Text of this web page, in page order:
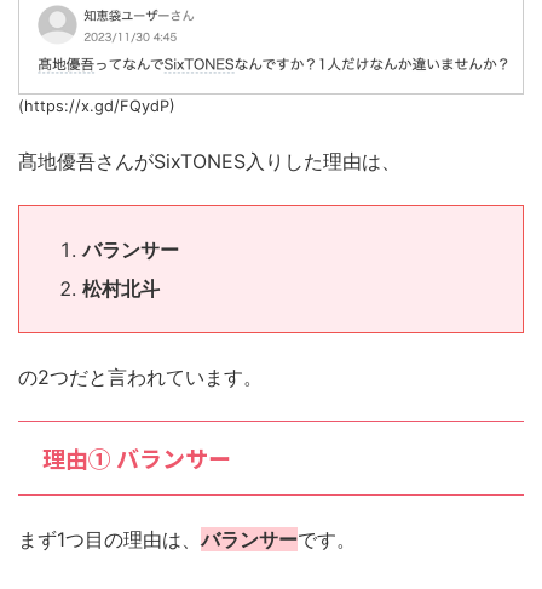
(https://x.gd/FQydP)
髙地優吾さんがSixTONES入りした理由は、
バランサー
松村北斗
の2つだと言われています。
理由① バランサー
まず1つ目の理由は、バランサーです。